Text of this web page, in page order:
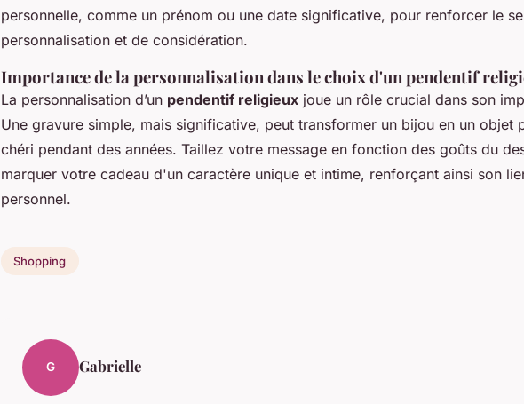
personnelle, comme un prénom ou une date significative, pour renforcer le
personnalisation et de considération.
Importance de la personnalisation dans le choix d'un pendentif
La personnalisation d’un pendentif religieux joue un rôle crucial dans son
Une gravure simple, mais significative, peut transformer un bijou en un objet
chéri pendant des années. Taillez votre message en fonction des goûts du
marquer votre cadeau d'un caractère unique et intime, renforçant ainsi son
personnel.
Shopping
G Gabrielle